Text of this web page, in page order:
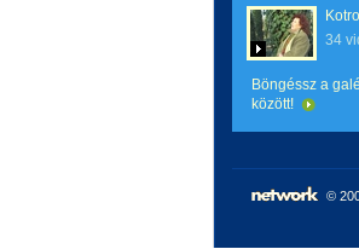
34
Böngéssz a
között!
©